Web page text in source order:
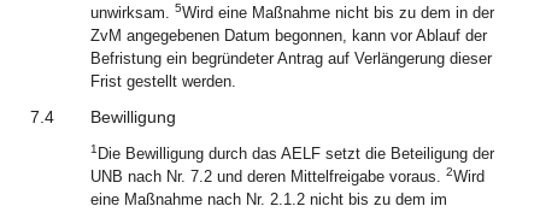
unwirksam. 5Wird eine Maßnahme nicht bis zu dem in der
ZvM angegebenen Datum begonnen, kann vor Ablauf der
Befristung ein begründeter Antrag auf Verlängerung dieser
Frist gestellt werden.
7.4 Bewilligung
1 Die Bewilligung durch das AELF setzt die Beteiligung der
UNB nach Nr. 7.2 und deren Mittelfreigabe voraus. 2Wird
eine Maßnahme nach Nr. 2.1.2 nicht bis zu dem im